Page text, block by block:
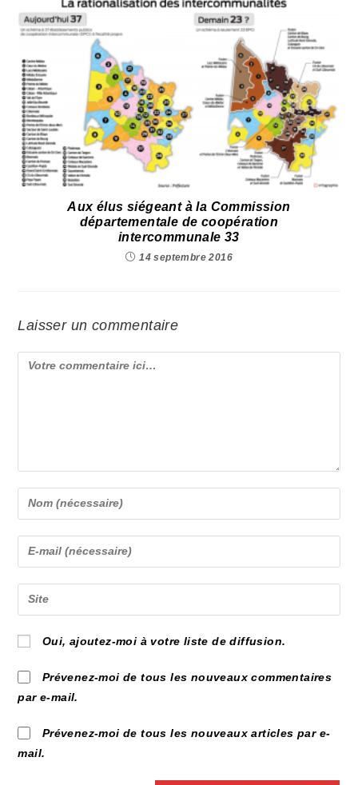
Aux élus siégeant à la Commission
départementale de coopération
intercommunale 33
14 septembre 2016
Laisser un commentaire
Comment
Enter
your
name
or
comment
Enter
your
email
address
comment
Saisir
l’URL
de
site
(facultatif)
Oui, ajoutez-moi à votre liste de diffusion.
Prévenez-moi de tous les nouveaux commentaires
par e-mail.
Prévenez-moi de tous les nouveaux articles par e-
mail.